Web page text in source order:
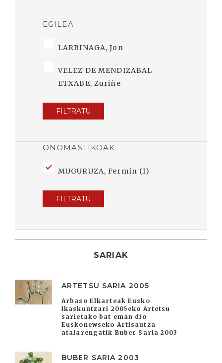
EGILEA
LARRINAGA, Jon
VELEZ DE MENDIZABAL
ETXABE, Zuriñe
FILTRATU
ONOMASTIKOAK
MUGURUZA, Fermín (1)
FILTRATU
SARIAK
ARTETSU SARIA 2005
Arbaso Elkarteak Eusko
Ikaskuntzari 2005eko Artetsu
sarietako bat eman dio
Euskonewseko Artisautza
atalarengatik Buber Saria 2003
BUBER SARIA 2003